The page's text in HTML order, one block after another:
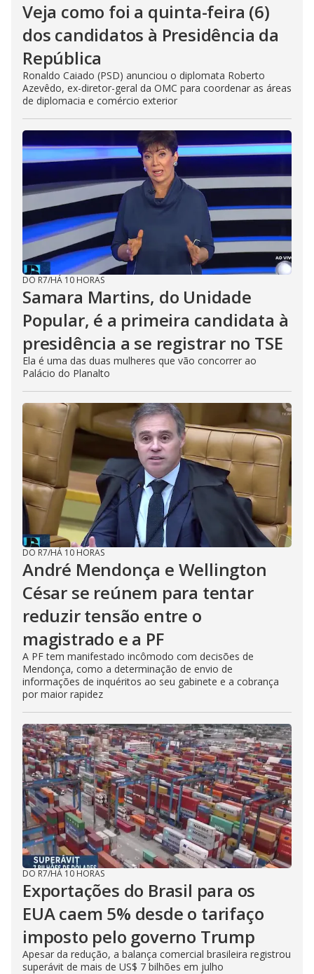
Veja como foi a quinta-feira (6)
dos candidatos à Presidência da
República
Ronaldo Caiado (PSD) anunciou o diplomata Roberto
Azevêdo, ex-diretor-geral da OMC para coordenar as áreas
de diplomacia e comércio exterior
DO R7/HÁ 10 HORAS
Samara Martins, do Unidade
Popular, é a primeira candidata à
presidência a se registrar no TSE
Ela é uma das duas mulheres que vão concorrer ao
Palácio do Planalto
DO R7/HÁ 10 HORAS
André Mendonça e Wellington
César se reúnem para tentar
reduzir tensão entre o
magistrado e a PF
A PF tem manifestado incômodo com decisões de
Mendonça, como a determinação de envio de
informações de inquéritos ao seu gabinete e a cobrança
por maior rapidez
DO R7/HÁ 10 HORAS
Exportações do Brasil para os
EUA caem 5% desde o tarifaço
imposto pelo governo Trump
Apesar da redução, a balança comercial brasileira registrou
superávit de mais de US$ 7 bilhões em julho